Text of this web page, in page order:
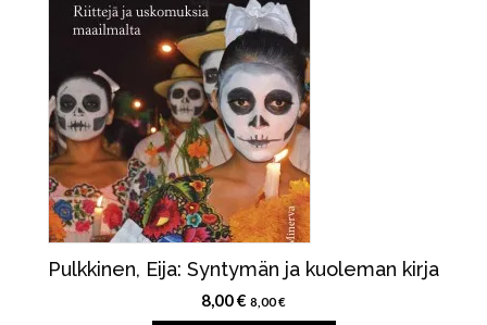
Pulkkinen, Eija: Syntymän ja kuoleman kirja
8,00€ 8,00€